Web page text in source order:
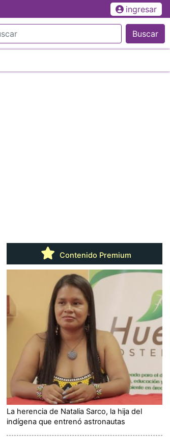
ingresar
Buscar
Contenido Premium
La herencia de Natalia Sarco, la hija del
indígena que entrenó astronautas